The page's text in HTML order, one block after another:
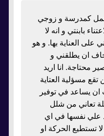
كمدرسة و زوجي
بابنتي و انه لا
العناية بها. و هو
ان يطلقني و
محتاجة. انا اريد
مسؤلية العتاية
ان يساعد في توفير
تعاني من شلل
علي نفسها في اي
تستطيع الحركة او